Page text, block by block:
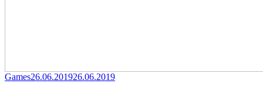
Category
GamesPosted
26.06.201926.06.2019